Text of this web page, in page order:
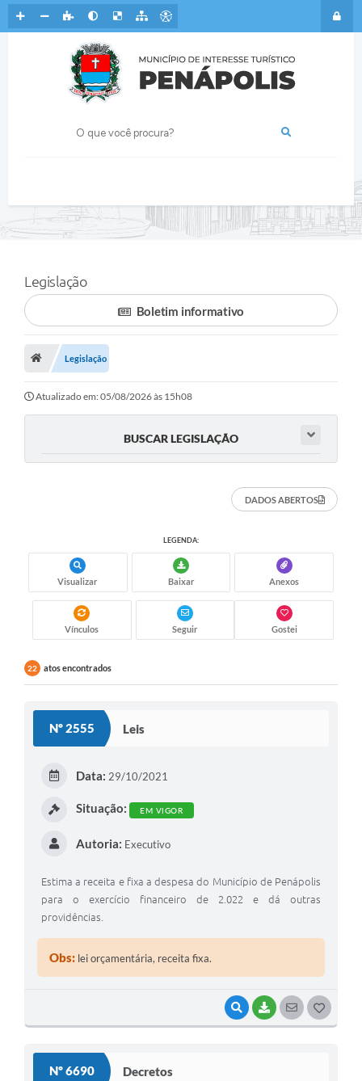
Legislação
Boletim informativo
Legislação
Atualizado em: 05/08/2026 às 15h08
BUSCAR LEGISLAÇÃO
DADOS ABERTOS
LEGENDA:
Visualizar Baixar Anexos
Vínculos Seguir Gostei
22 atos encontrados
Nº 2555 Leis
VISUALIZAR
BAIXARSEGUIR
Data: 29/10/2021
Situação: EM VIGOR
Autoria: Executivo
Estima a receita e fixa a despesa do Município de Penápolis
para o exercício financeiro de 2.022 e dá outras
providências.
Obs: lei orçamentária, receita fixa.
Nº 6690 Decretos